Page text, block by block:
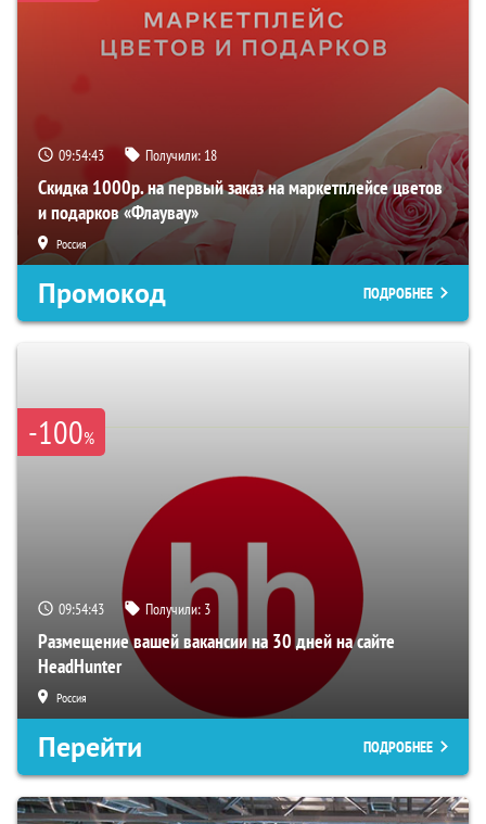
09:54:42 Получили: 18
Скидка 1000р. на первый заказ на маркетплейсе цветов
и подарков «Флаувау»
Россия
Промокод ПОДРОБНЕЕ
-100%
09:54:42 Получили: 3
Размещение вашей вакансии на 30 дней на сайте
HeadHunter
Россия
Перейти ПОДРОБНЕЕ